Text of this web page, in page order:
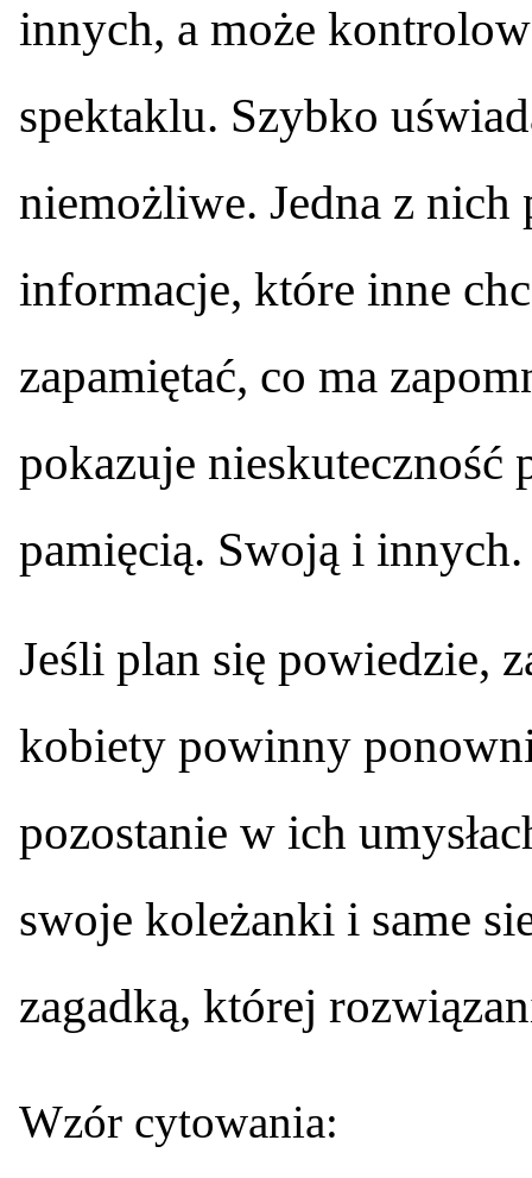
innych, a może
spektaklu. Szybko
niemożliwe. Jedna z
informacje, które inne
zapamiętać, co ma
pokazuje nieskuteczność
pamięcią. Swoją i innych.
Jeśli plan się powiedzie,
kobiety powinny
pozostanie w ich
swoje koleżanki i same
zagadką, której
Wzór cytowania: